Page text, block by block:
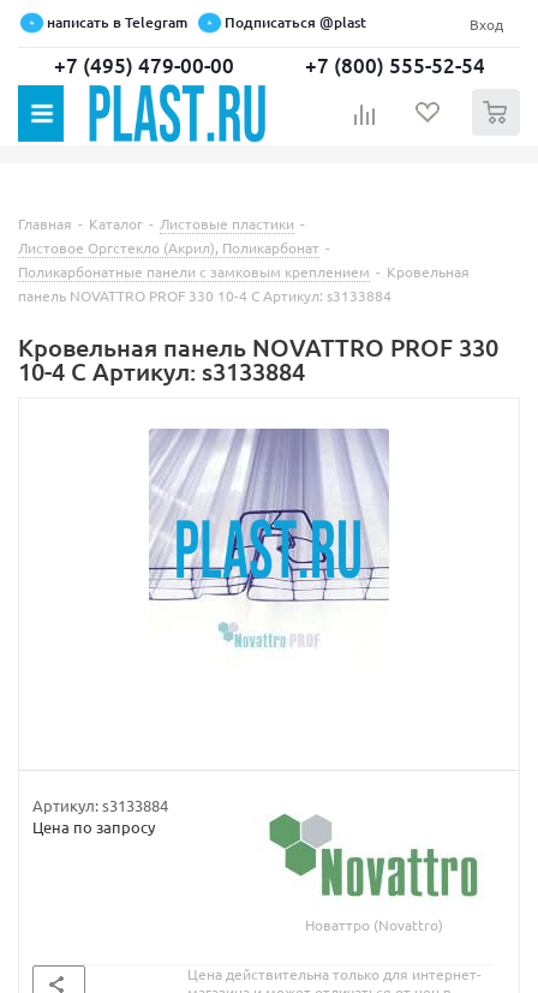
написать в Telegram Подписаться @plast Вход
+7 (495) 479-00-00 +7 (800) 555-52-54
Главная - Каталог - Листовые пластики -
Листовое Оргстекло (Акрил), Поликарбонат -
Поликарбонатные панели с замковым креплением - Кровельная
панель NOVATTRO PROF 330 10-4 C Артикул: s3133884
Кровельная панель NOVATTRO PROF 330
10-4 C Артикул: s3133884
Артикул:s3133884
Цена по запросу
Новаттро (Novattro)
Цена действительна только для интернет-